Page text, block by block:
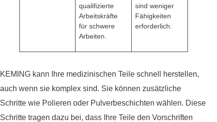
qualifizierte
Arbeitskräfte
für schwere
Arbeiten.
sind weniger
Fähigkeiten
erforderlich.
KEMING kann Ihre medizinischen Teile schnell herstellen,
auch wenn sie komplex sind. Sie können zusätzliche
Schritte wie Polieren oder Pulverbeschichten wählen. Diese
Schritte tragen dazu bei, dass Ihre Teile den Vorschriften